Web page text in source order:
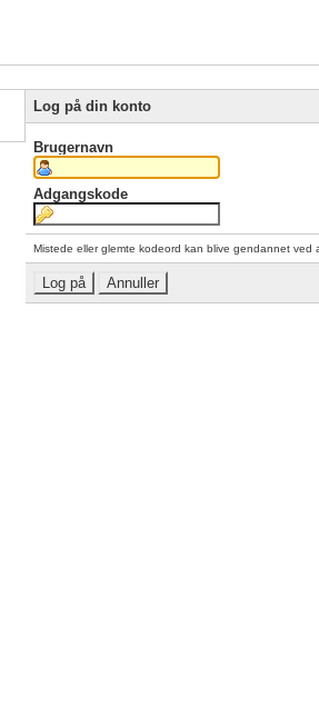
Log på din konto
Brugernavn
Adgangskode
Mistede eller glemte kodeord kan blive gendannet ved